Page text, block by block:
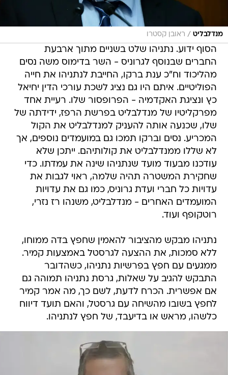
מנדלבליט / ראובן קסטרו
הסוף ידוע. נתניהו שלט בשניים מתוך ארבעת
החברים שבנוסף לגרוניס - השר בדימוס משה נסים
מהליכוד וח"כ ענת ברקו, החייבת לנתניהו את חייה
הפוליטיים. איתם היו גם נציג לשכת עורכי הדין יחיאל
כץ ונציגת האקדמיה - הפרופסור שלו. רעיית אחד
מפרקליטיו של מנדלבליט בפרשת הרפז, ידידתה של
שלו, שכנעה אותה להעניק למנדלבליט את הקול
המכריע. נסים וברקו תמכו גם במועמדים נוספים, אך
לא שללו ממנדלבליט את קולותיהם. ייתכן שלא
עודכנו מבעוד מועד שנתניהו שינה את עמדתו. כדי
שחקירת המשטרה תהיה שלמה, ראוי לגבות את
עדויות כל חברי ועדת גרוניס, כמו גם את עדויות
המועמדים האחרים - מנדלבליט, משנהו רז נזרי,
רוטקופף ועוד.
נתניהו מבקש מהציבור להאמין שחפץ בדה ממוחו,
ללא סמכות, את ההצעה לגרסטל באמצעות קמיר.
ממגעים עם חפץ בפרשיות נתניהו, כשהדובר
התבקש להגיב על שאלות, גרסת נתניהו תמוהה גם
אם אפשרית. הכרח לדעת, לשם כך, מה אמר קמיר
לחפץ בשובו מהשיחה עם גרסטל, והאם תועד דיווח
כלשהו, מראש או בדיעבד, של חפץ לנתניהו.